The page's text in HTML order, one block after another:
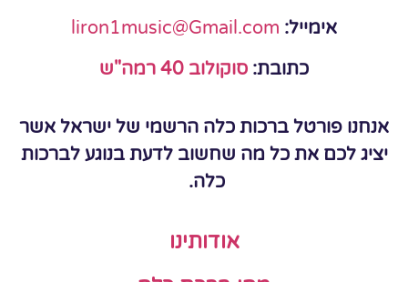
אימייל: liron1music@Gmail.com
כתובת: סוקולוב 40 רמה"ש
אנחנו פורטל ברכות כלה הרשמי של ישראל אשר
יציג לכם את כל מה שחשוב לדעת בנוגע לברכות
כלה.
אודותינו